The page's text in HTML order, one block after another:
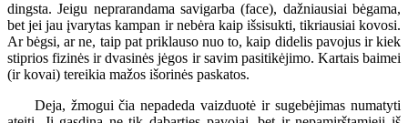
dingsta. Jeigu neprarandama savigarba (face), dažniausiai bėgama,
bet jei jau įvarytas kampan ir nebėra kaip išsisukti, tikriausiai kovosi.
Ar bėgsi, ar ne, taip pat priklauso nuo to, kaip didelis pavojus ir kiek
stiprios fizinės ir dvasinės jėgos ir savim pasitikėjimo. Kartais baimei
(ir kovai) tereikia mažos išorinės paskatos.
Deja, žmogui čia nepadeda vaizduotė ir sugebėjimas numatyti